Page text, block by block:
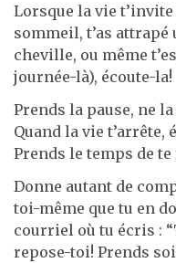
Lorsque la vie
sommeil, t’as attrapé
cheville, ou même
journée-là), écoute-la!
Prends la pause, ne
Quand la vie t’arrête,
Prends le temps de te
Donne autant de
toi-même que tu en
courriel où tu écris :
repose-toi! Prends